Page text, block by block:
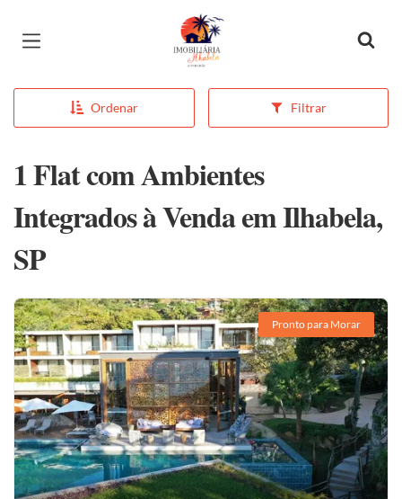
Página inicial
Ordenar Filtrar
1 Flat com Ambientes
Integrados à Venda em Ilhabela,
SP
Pronto para Morar